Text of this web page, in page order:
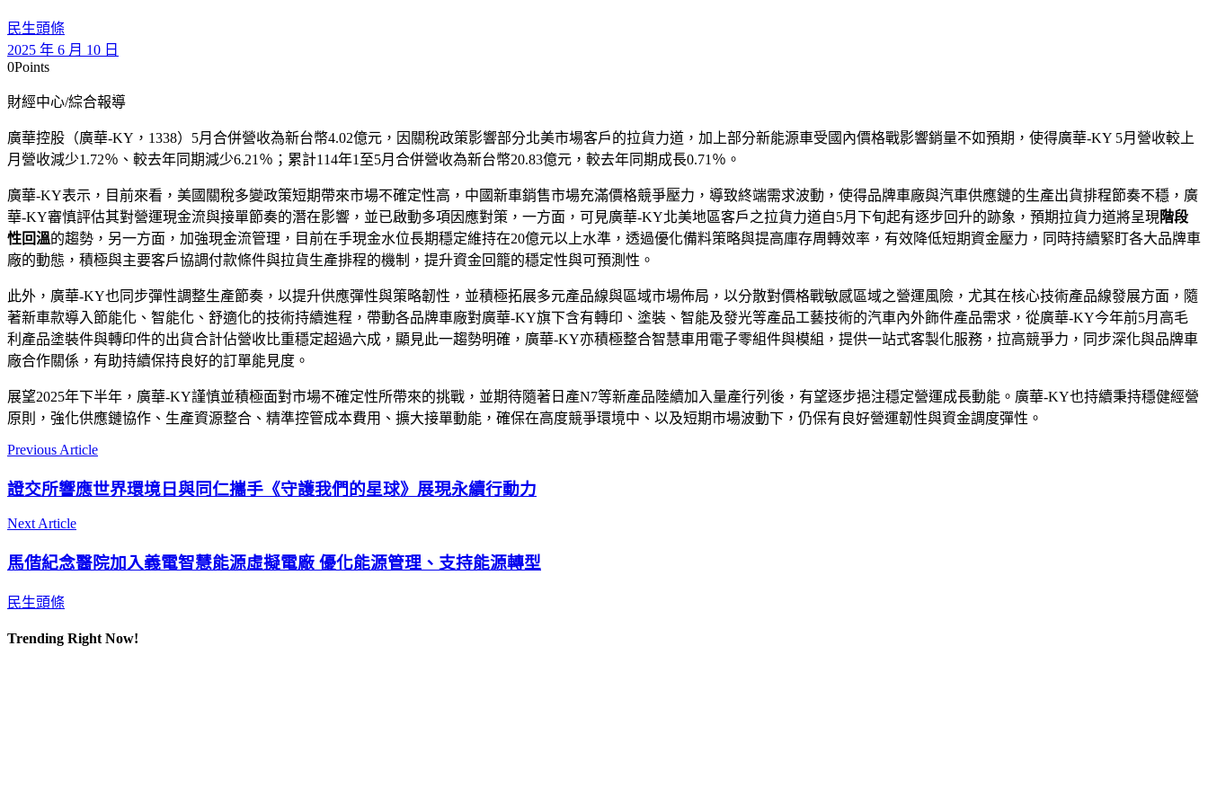
民生頭條
2025 年 6 月 10 日
0Points
財經中心/綜合報導
廣華控股（廣華-KY，1338）5月合併營收為新台幣4.02億元，因關稅政策影響部分北美市場客戶的拉貨力道，加上部分新能源車受國內價格戰影響銷量不如預期，使得廣華-KY 5月營收較上
月營收減少1.72％、較去年同期減少6.21％；累計114年1至5月合併營收為新台幣20.83億元，較去年同期成長0.71％。
廣華-KY表示，目前來看，美國關稅多變政策短期帶來市場不確定性高，中國新車銷售市場充滿價格競爭壓力，導致終端需求波動，使得品牌車廠與汽車供應鏈的生產出貨排程節奏不穩，廣
華-KY審慎評估其對營運現金流與接單節奏的潛在影響，並已啟動多項因應對策，一方面，可見廣華-KY北美地區客戶之拉貨力道自5月下旬起有逐步回升的跡象，預期拉貨力道將呈現 階段
性回溫的趨勢，另一方面，加強現金流管理，目前在手現金水位長期穩定維持在20億元以上水準，透過優化備料策略與提高庫存周轉效率，有效降低短期資金壓力，同時持續緊盯各大品牌車
廠的動態，積極與主要客戶協調付款條件與拉貨生產排程的機制，提升資金回籠的穩定性與可預測性。
此外，廣華-KY也同步彈性調整生產節奏，以提升供應彈性與策略韌性，並積極拓展多元產品線與區域市場佈局，以分散對價格戰敏感區域之營運風險，尤其在核心技術產品線發展方面，隨
著新車款導入節能化、智能化、舒適化的技術持續進程，帶動各品牌車廠對廣華-KY旗下含有轉印、塗裝、智能及發光等產品工藝技術的汽車內外飾件產品需求，從廣華-KY今年前5月高毛
利產品塗裝件與轉印件的出貨合計佔營收比重穩定超過六成，顯見此一趨勢明確，廣華-KY亦積極整合智慧車用電子零組件與模組，提供一站式客製化服務，拉高競爭力，同步深化與品牌車
廠合作關係，有助持續保持良好的訂單能見度。
展望2025年下半年，廣華-KY謹慎並積極面對市場不確定性所帶來的挑戰，並期待隨著日產N7等新產品陸續加入量產行列後，有望逐步挹注穩定營運成長動能。廣華-KY也持續秉持穩健經營
原則，強化供應鏈協作、生產資源整合、精準控管成本費用、擴大接單動能，確保在高度競爭環境中、以及短期市場波動下，仍保有良好營運韌性與資金調度彈性。
Previous Article
證交所響應世界環境日與同仁攜手《守護我們的星球》展現永續行動力
Next Article
馬偕紀念醫院加入義電智慧能源虛擬電廠 優化能源管理、支持能源轉型
民生頭條
Trending Right Now!